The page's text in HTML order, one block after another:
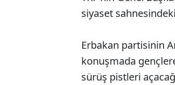
siyaset
Erbakan partisinin
konuşmada
sürüş pistleri